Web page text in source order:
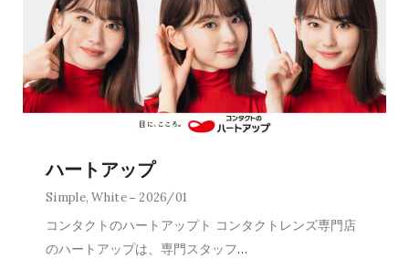
ハートアップ
Simple,White 2026/01
コンタクトのハートアップト コンタクトレンズ専門店
のハートアップは、専門スタッフ…